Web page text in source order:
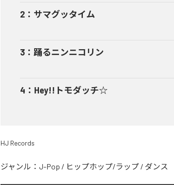
2 ： サマグッタイム
3 ： 踊るニンニコリン
4 ： Hey!!トモダッチ☆
HJ Records
ジャンル： J-Pop / ヒップホップ/ラップ / ダンス